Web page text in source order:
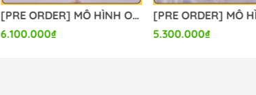
[PRE ORDER] MÔ HÌNH Original - Kanon-chan - 1/6 (Orchid Seed) FIGURE CHÍNH HÃNG
6.100.000₫
5.300.000₫